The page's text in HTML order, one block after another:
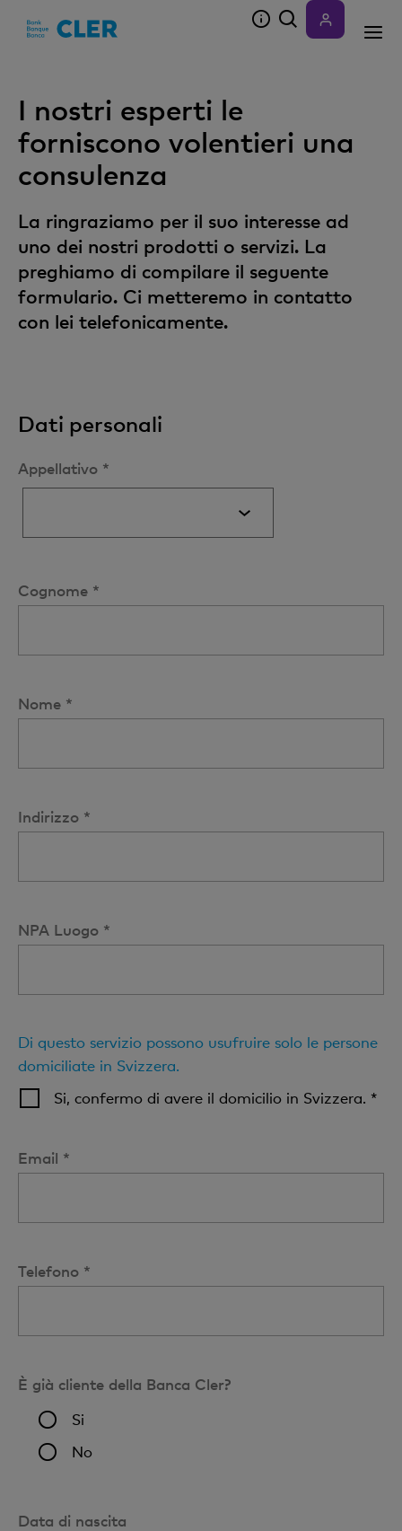
I nostri esperti le
forniscono volentieri una
consulenza
La ringraziamo per il suo interesse ad
uno dei nostri prodotti o servizi. La
preghiamo di compilare il seguente
formulario. Ci metteremo in contatto
con lei telefonicamente.
Dati personali
Appellativo *
Cognome *
Nome *
Indirizzo *
NPA Luogo *
Di questo servizio possono usufruire solo le persone
domiciliate in Svizzera.
Si, confermo di avere il domicilio in Svizzera. *
Email *
Telefono *
È già cliente della Banca Cler?
Si
No
Data di nascita